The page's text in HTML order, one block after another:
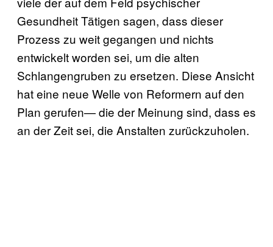
Gesundheit Tätigen sagen, dass dieser
Prozess zu weit gegangen und nichts
entwickelt worden sei, um die alten
Schlangengruben zu ersetzen. Diese Ansicht
hat eine neue Welle von Reformern auf den
Plan gerufen— die der Meinung sind, dass es
an der Zeit sei, die Anstalten zurückzuholen.